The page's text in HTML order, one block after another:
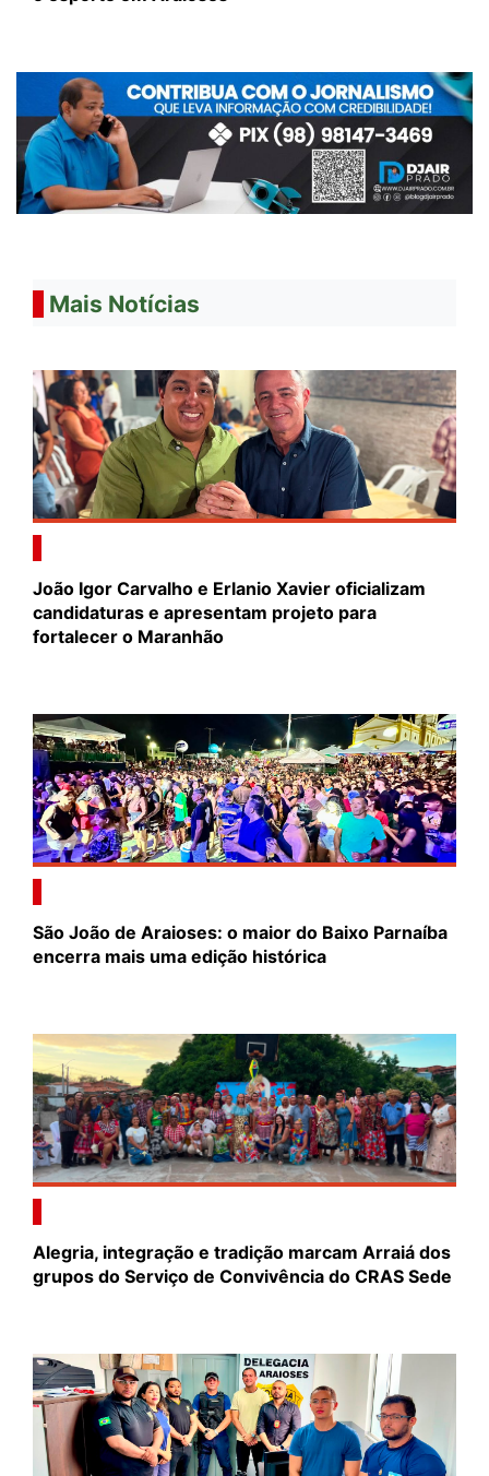
Mais Notícias
João Igor Carvalho e Erlanio Xavier oficializam
candidaturas e apresentam projeto para
fortalecer o Maranhão
São João de Araioses: o maior do Baixo Parnaíba
encerra mais uma edição histórica
Alegria, integração e tradição marcam Arraiá dos
grupos do Serviço de Convivência do CRAS Sede